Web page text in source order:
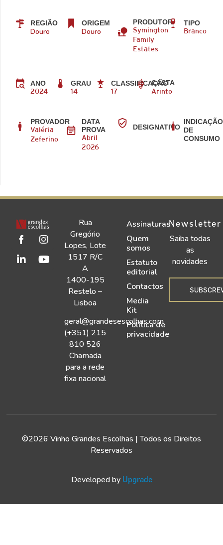
REGIÃO
Douro
ORIGEM
Douro
PRODUTOR
Symington
Family
Estates
TIPO
Branco
ANO
2024
GRAU
14
CLASSIFICAÇÃO
17
CASTA
Arinto
PROVADOR
Valéria
Zeferino
DATA
PROVA
Abril
2026
DESIGNATIVO
INDICAÇÃO
DE
CONSUMO
Rua
Gregório
Lopes, Lote
1517 R/C
A
1400-195
Restelo –
Lisboa
geral@grandesescolhas.com
(+351) 215
810 526
Chamada
para a rede
fixa nacional
Assinaturas
Quem
somos
Estatuto
editorial
Contactos
Media
Kit
Política de
privacidade
Newsletter
Saiba todas
as
novidades
©2026 Vinho Grandes Escolhas | Todos os Direitos
Reservados
Developed by Upgrade